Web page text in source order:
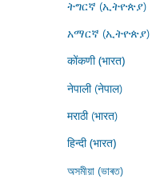
ትግርኛ (ኢትዮጵያ)
አማርኛ (ኢትዮጵያ)
कोंकणी (भारत)
नेपाली (नेपाल)
मराठी (भारत)
हिन्दी (भारत)
অসমীয়া (ভাৰত)